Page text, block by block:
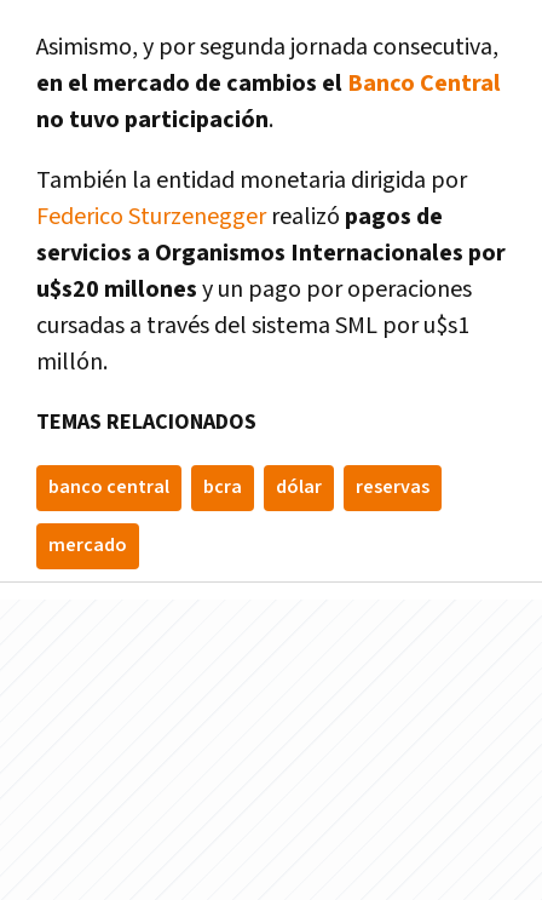
Asimismo, y por segunda jornada consecutiva,
en el mercado de cambios el Banco Central
no tuvo participación.
También la entidad monetaria dirigida por
Federico Sturzeneggerrealizó pagos de
servicios a Organismos Internacionales por
u$s20 millonesy un pago por operaciones
cursadas a través del sistema SML por u$s1
millón.
TEMAS RELACIONADOS
banco central bcra dólar reservas
mercado